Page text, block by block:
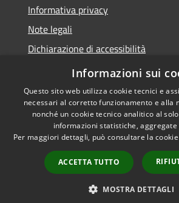
Informativa privacy
Note legali
Dichiarazione di accessibilità
Statistiche Web
Accessibilità
Informazioni sui
Questo sito web utilizza cookie tecnici e
necessari al corretto funzionamento e alla
nonché un cookie tecnico analitico al
informazioni statistiche, aggregate
Per maggiori dettagli, può consultare la
ACCETTA TUTTO
MOSTRA DETTAGLI